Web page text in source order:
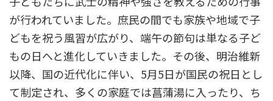
が行われていました。庶民の間でも家族や地域で子
どもを祝う風習が広がり、端午の節句は単なる子ど
もの日へと進化していきました。その後、明治維新
以降、国の近代化に伴い、5月5日が国民の祝日とし
て制定され、多くの家庭では菖蒲湯に入ったり、ち